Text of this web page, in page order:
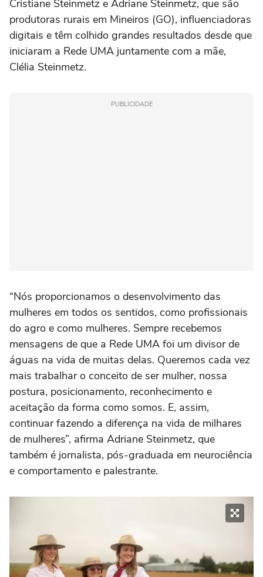
Cristiane Steinmetz e Adriane Steinmetz, que são
produtoras rurais em Mineiros (GO), influenciadoras
digitais e têm colhido grandes resultados desde que
iniciaram a Rede UMA juntamente com a mãe,
Clélia Steinmetz.
PUBLICIDADE
“Nós proporcionamos o desenvolvimento das
mulheres em todos os sentidos, como profissionais
do agro e como mulheres. Sempre recebemos
mensagens de que a Rede UMA foi um divisor de
águas na vida de muitas delas. Queremos cada vez
mais trabalhar o conceito de ser mulher, nossa
postura, posicionamento, reconhecimento e
aceitação da forma como somos. E, assim,
continuar fazendo a diferença na vida de milhares
de mulheres”, afirma Adriane Steinmetz, que
também é jornalista, pós-graduada em neurociência
e comportamento e palestrante.